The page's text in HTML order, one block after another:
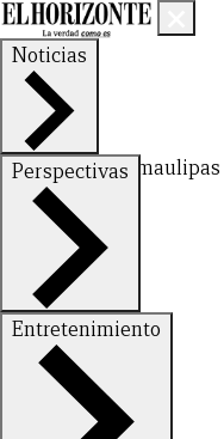
Noticias
Nuevo LeónTamaulipas
Perspectivas
FinanzasOpinión
Entretenimiento